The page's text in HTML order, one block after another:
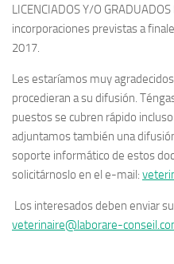
LICENCIADOS Y/O
incorporaciones previstas a
2017
Les estaríamos muy
procedieran a su difusión
puestos se cubren rápido
adjuntamos también una
soporte informático de estos
solicitárnoslo en el e-mail:
L os interesados deben enviar
veterinaire@laborare-